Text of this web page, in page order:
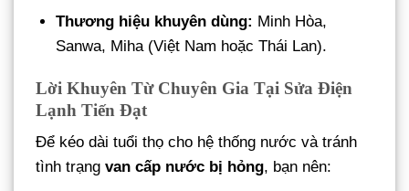
Thương hiệu khuyên dùng: Minh Hòa,
Sanwa, Miha (Việt Nam hoặc Thái Lan).
Lời Khuyên Từ Chuyên Gia Tại Sửa Điện
Lạnh Tiến Đạt
Để kéo dài tuổi thọ cho hệ thống nước và tránh
tình trạng van cấp nước bị hỏng, bạn nên: